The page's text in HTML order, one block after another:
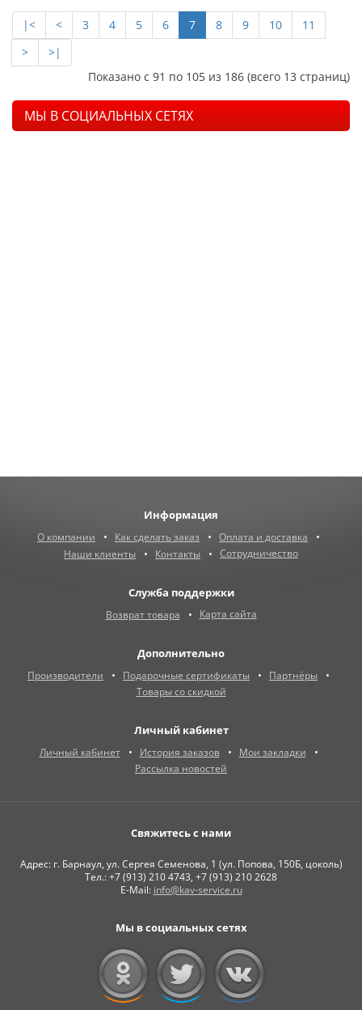
|< < 3 4 5 6 7 8 9 10
11
>
>|
Показано с 91 по 105 из 186 (всего 13 страниц)
МЫ В СОЦИАЛЬНЫХ СЕТЯХ
Информация
О компании Как сделать заказ
Оплата и доставка
Наши клиенты
Контакты Сотрудничество
Служба поддержки
Возврат товара Карта сайта
Дополнительно
Производители Подарочные сертификаты
Партнёры
Товары со скидкой
Личный кабинет
Личный кабинет История заказов
Мои закладки
Рассылка новостей
Свяжитесь с нами
Адрес: г. Барнаул, ул. Сергея Семенова, 1 (ул. Попова, 150Б, цоколь)
Тел.: +7 (913) 210 4743, +7 (913) 210 2628
E-Mail: info@kav-service.ru
Мы в социальных сетях